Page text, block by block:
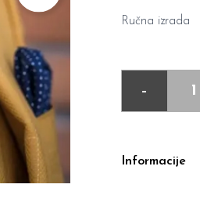
Ručna izrada
-
Informacije